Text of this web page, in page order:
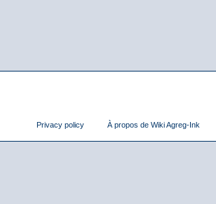
Privacy policy À propos de Wiki Agreg-Ink